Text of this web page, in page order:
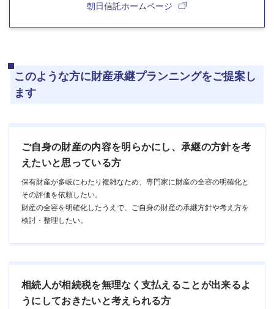
朝日信託ホームページ
このような方に財産承継プランニングをご提案し
ます
ご自身の財産の内容を明らかにし、承継の方針を考
えたいと思っている方
保有財産が多岐にわたり複雑なため、専門家に財産の全容の明確化と
その評価を依頼したい。
財産の全容を明確化したうえで、ご自身の財産の承継方針や考え方を
検討・整理したい。
相続人が相続税を無理なく支払えることが出来るよ
うにしておきたいと考えられる方